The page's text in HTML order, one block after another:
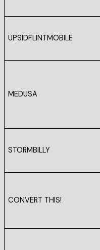
UPSIDFLINTMOBILE
MEDUSA
STORMBILLY
CONVERT THIS!